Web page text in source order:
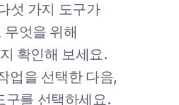
섯 가지 도구가
무엇을 위해
확인해 보세요.
업을 선택한 다음,
구를 선택하세요.